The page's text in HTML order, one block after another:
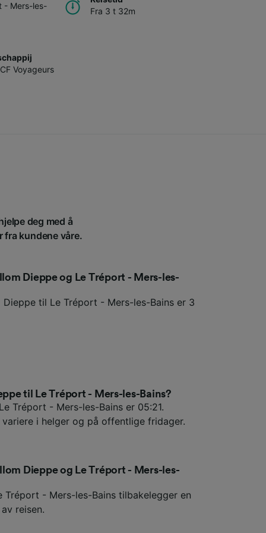
- Mers-les-
Fra 3 t 32m
Voyageurs
deg med å
fra kundene våre.
Dieppe og Le Tréport - Mers-les-
til Le Tréport - Mers-les-Bains er 3
til Le Tréport - Mers-les-Bains?
Tréport - Mers-les-Bains er 05:21.
i helger og på offentlige fridager.
Dieppe og Le Tréport - Mers-les-
- Mers-les-Bains tilbakelegger en
reisen.